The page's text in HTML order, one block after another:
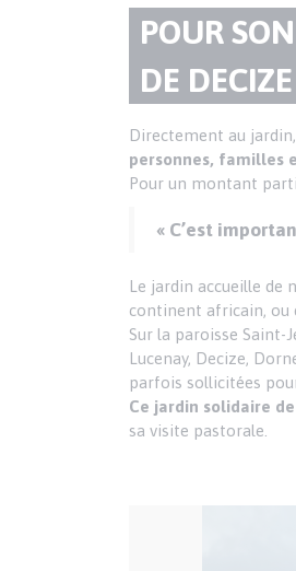
Paragraphes
de
contenu
TITRE
DU
POUR
DE
Texte
Directement au
personnes, familles
Pour un montant
« C’est
Le jardin accueille de
continent africain, ou
Sur la paroisse Saint-
Lucenay, Decize,
parfois sollicitées
Ce jardin solidaire
sa visite pastorale.